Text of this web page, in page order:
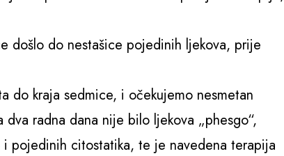
došlo do nestašice pojedinih ljekova, prije
do kraja sedmice, i očekujemo nesmetan
dva radna dana nije bilo ljekova „phesgo“,
i pojedinih citostatika, te je navedena terapija